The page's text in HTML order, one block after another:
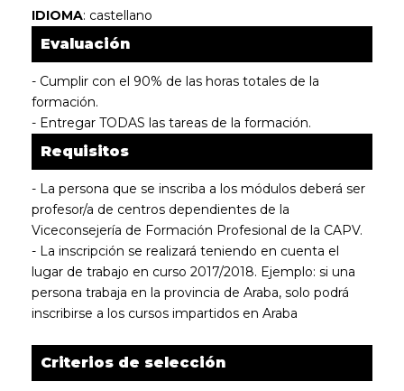
IDIOMA: castellano
Evaluación
- Cumplir con el 90% de las horas totales de la
formación.
- Entregar TODAS las tareas de la formación.
Requisitos
- La persona que se inscriba a los módulos deberá ser
profesor/a de centros dependientes de la
Viceconsejería de Formación Profesional de la CAPV.
- La inscripción se realizará teniendo en cuenta el
lugar de trabajo en curso 2017/2018. Ejemplo: si una
persona trabaja en la provincia de Araba, solo podrá
inscribirse a los cursos impartidos en Araba
Criterios de selección